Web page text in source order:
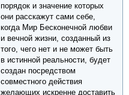
порядок и значение которых
они расскажут сами себе,
когда Мир Бесконечной любви
и вечной жизни, созданный из
того, чего нет и не может быть
в истинной реальности, будет
создан посредством
совместного действия
желающих искренне доставить